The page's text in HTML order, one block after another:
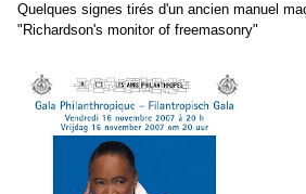
Quelques signes tirés d'un ancien manuel
"Richardson's monitor of freemasonry"